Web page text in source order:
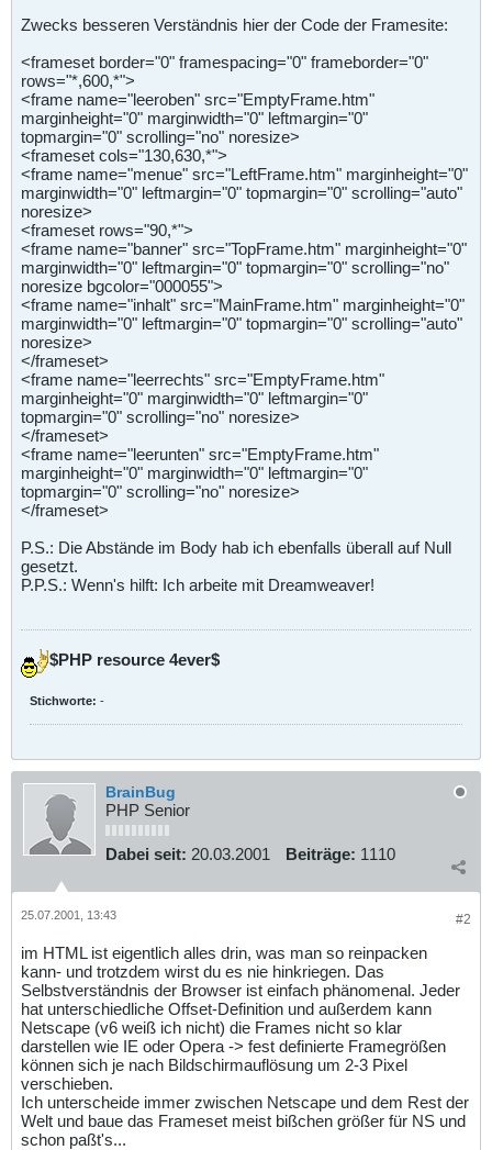
Zwecks besseren Verständnis hier der Code der Framesite:
<frameset border="0" framespacing="0" frameborder="0"
rows="*,600,*">
<frame name="leeroben" src="EmptyFrame.htm"
marginheight="0" marginwidth="0" leftmargin="0"
topmargin="0" scrolling="no" noresize>
<frameset cols="130,630,*">
<frame name="menue" src="LeftFrame.htm" marginheight="0"
marginwidth="0" leftmargin="0" topmargin="0" scrolling="auto"
noresize>
<frameset rows="90,*">
<frame name="banner" src="TopFrame.htm" marginheight="0"
marginwidth="0" leftmargin="0" topmargin="0" scrolling="no"
noresize bgcolor="000055">
<frame name="inhalt" src="MainFrame.htm" marginheight="0"
marginwidth="0" leftmargin="0" topmargin="0" scrolling="auto"
noresize>
</frameset>
<frame name="leerrechts" src="EmptyFrame.htm"
marginheight="0" marginwidth="0" leftmargin="0"
topmargin="0" scrolling="no" noresize>
</frameset>
<frame name="leerunten" src="EmptyFrame.htm"
marginheight="0" marginwidth="0" leftmargin="0"
topmargin="0" scrolling="no" noresize>
</frameset>
P.S.: Die Abstände im Body hab ich ebenfalls überall auf Null
gesetzt.
P.P.S.: Wenn's hilft: Ich arbeite mit Dreamweaver!
$PHP resource 4ever$
Stichworte: -
BrainBug
PHP Senior
Dabei seit: 20.03.2001 Beiträge: 1110
#2
25.07.2001, 13:43
im HTML ist eigentlich alles drin, was man so reinpacken
kann- und trotzdem wirst du es nie hinkriegen. Das
Selbstverständnis der Browser ist einfach phänomenal. Jeder
hat unterschiedliche Offset-Definition und außerdem kann
Netscape (v6 weiß ich nicht) die Frames nicht so klar
darstellen wie IE oder Opera -> fest definierte Framegrößen
können sich je nach Bildschirmauflösung um 2-3 Pixel
verschieben.
Ich unterscheide immer zwischen Netscape und dem Rest der
Welt und baue das Frameset meist bißchen größer für NS und
schon paßt's...